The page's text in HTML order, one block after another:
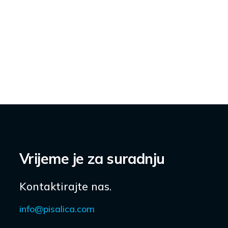
Vrijeme je za suradnju
Kontaktirajte nas.
info@pisalica.com